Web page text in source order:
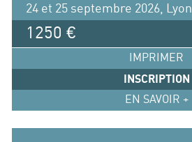
24 et 25 septembre 2026, Lyon
1250 €
IMPRIMER
INSCRIPTION
EN SAVOIR +